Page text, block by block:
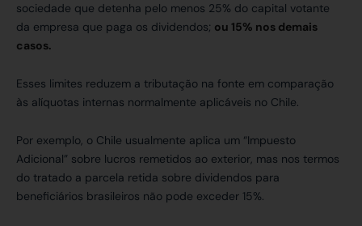
sociedade que detenha pelo menos 25% do capital votante
da empresa que paga os dividendos; ou 15% nos demais
casos.
Esses limites reduzem a tributação na fonte em comparação
às alíquotas internas normalmente aplicáveis no Chile.
Por exemplo, o Chile usualmente aplica um “Impuesto
Adicional” sobre lucros remetidos ao exterior, mas nos termos
do tratado a parcela retida sobre dividendos para
beneficiários brasileiros não pode exceder 15%.